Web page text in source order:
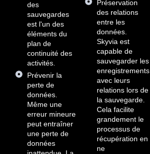
des
sauvegardes
est l'un des
éléments du
plan de
continuité des
activités.
Prévenir la
perte de
données.
Même une
erreur mineure
peut entraîner
une perte de
données
Préservation
des relations
entre les
données.
Skyvia est
capable de
sauvegarder les
enregistrements
avec leurs
relations lors de
la sauvegarde.
Cela facilite
grandement le
processus de
récupération en
ne